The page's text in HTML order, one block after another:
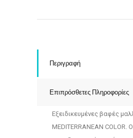
Περιγραφή
Επιπρόσθετες Πληροφορίες
Εξειδικευμένες βαφές
MEDITERRANEAN COLOR.